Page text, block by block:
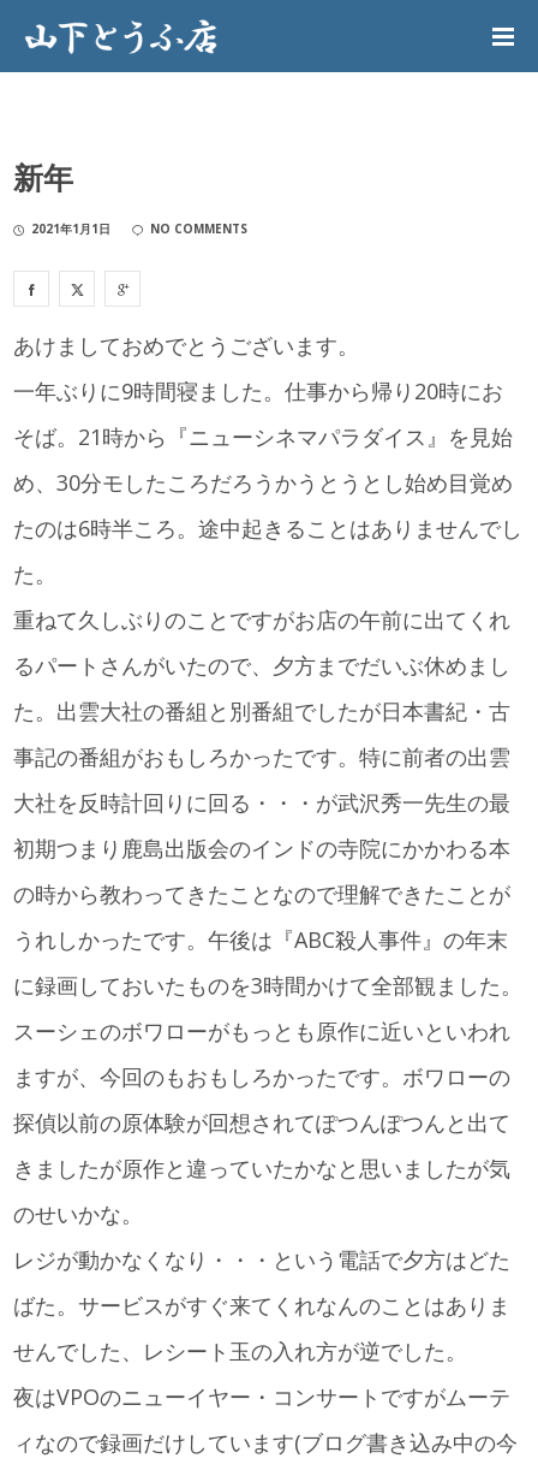
新年
2021年1月1日 NO COMMENTS
あけましておめでとうございます。
一年ぶりに9時間寝ました。仕事から帰り20時にお
そば。21時から『ニューシネマパラダイス』を見始
め、30分モしたころだろうかうとうとし始め目覚め
たのは6時半ころ。途中起きることはありませんでし
た。
重ねて久しぶりのことですがお店の午前に出てくれ
るパートさんがいたので、夕方までだいぶ休めまし
た。出雲大社の番組と別番組でしたが日本書紀・古
事記の番組がおもしろかったです。特に前者の出雲
大社を反時計回りに回る・・・が武沢秀一先生の最
初期つまり鹿島出版会のインドの寺院にかかわる本
の時から教わってきたことなので理解できたことが
うれしかったです。午後は『ABC殺人事件』の年末
に録画しておいたものを3時間かけて全部観ました。
スーシェのボワローがもっとも原作に近いといわれ
ますが、今回のもおもしろかったです。ボワローの
探偵以前の原体験が回想されてぽつんぽつんと出て
きましたが原作と違っていたかなと思いましたが気
のせいかな。
レジが動かなくなり・・・という電話で夕方はどた
ばた。サービスがすぐ来てくれなんのことはありま
せんでした、レシート玉の入れ方が逆でした。
夜はVPOのニューイヤー・コンサートですがムーテ
ィなので録画だけしています(ブログ書き込み中の今